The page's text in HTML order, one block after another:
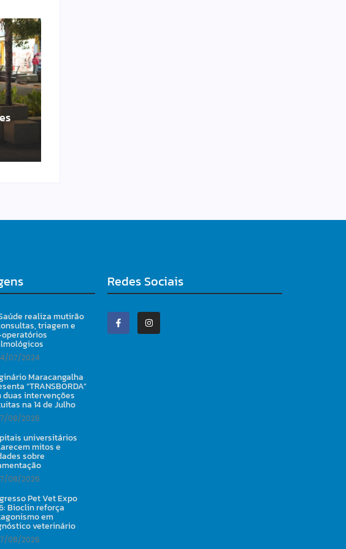
realiza mutirão
triagem e
07/2024
Maracangalha
“TRANSBORDA”
duas intervenções
na 14 de Julho
08/2026
universitários
mitos e
sobre
08/2026
Pet Vet Expo
Bioclin reforça
em
veterinário
08/2026
Redes Sociais